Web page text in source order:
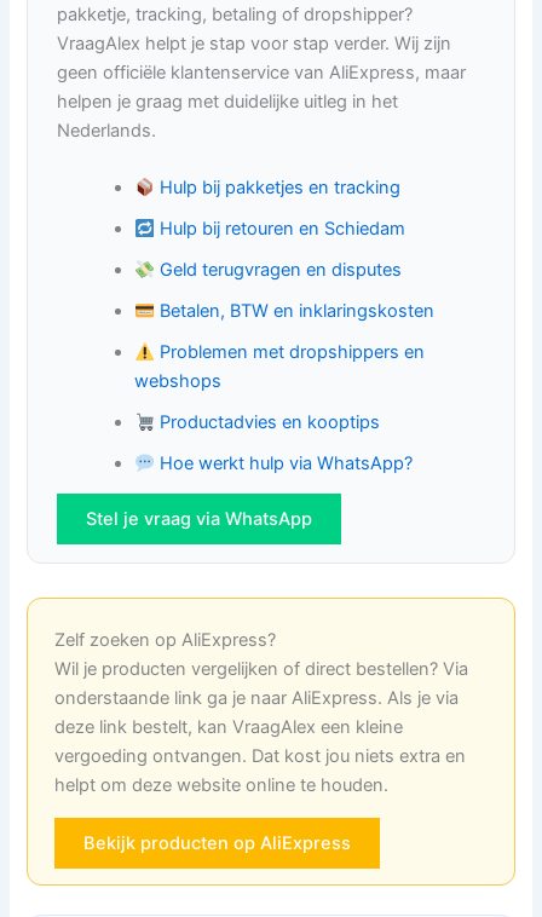
pakketje, tracking, betaling of dropshipper?
VraagAlex helpt je stap voor stap verder. Wij zijn
geen officiële klantenservice van AliExpress, maar
helpen je graag met duidelijke uitleg in het
Nederlands.
Hulp bij pakketjes en tracking
Hulp bij retouren en Schiedam
Geld terugvragen en disputes
Betalen, BTW en inklaringskosten
Problemen met dropshippers en
webshops
Productadvies en kooptips
Hoe werkt hulp via WhatsApp?
Stel je vraag via WhatsApp
Zelf zoeken op AliExpress?
Wil je producten vergelijken of direct bestellen? Via
onderstaande link ga je naar AliExpress. Als je via
deze link bestelt, kan VraagAlex een kleine
vergoeding ontvangen. Dat kost jou niets extra en
helpt om deze website online te houden.
Bekijk producten op AliExpress